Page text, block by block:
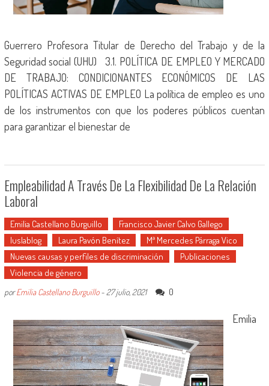
Guerrero Profesora Titular de Derecho del Trabajo y de la
Seguridad social (UHU) 3.1. POLÍTICA DE EMPLEO Y MERCADO
DE TRABAJO: CONDICIONANTES ECONÓMICOS DE LAS
POLÍTICAS ACTIVAS DE EMPLEO La política de empleo es uno
de los instrumentos con que los poderes públicos cuentan
para garantizar el bienestar de
Empleabilidad A Través De La Flexibilidad De La Relación
Laboral
Emilia Castellano Burguillo
Francisco Javier Calvo Gallego
Iuslablog
Laura Pavón Benítez
Mª Mercedes Párraga Vico
Nuevas causas y perfiles de discriminación
Publicaciones
Violencia de género
porEmilia Castellano Burguillo- 27 julio, 2021 0
Emilia